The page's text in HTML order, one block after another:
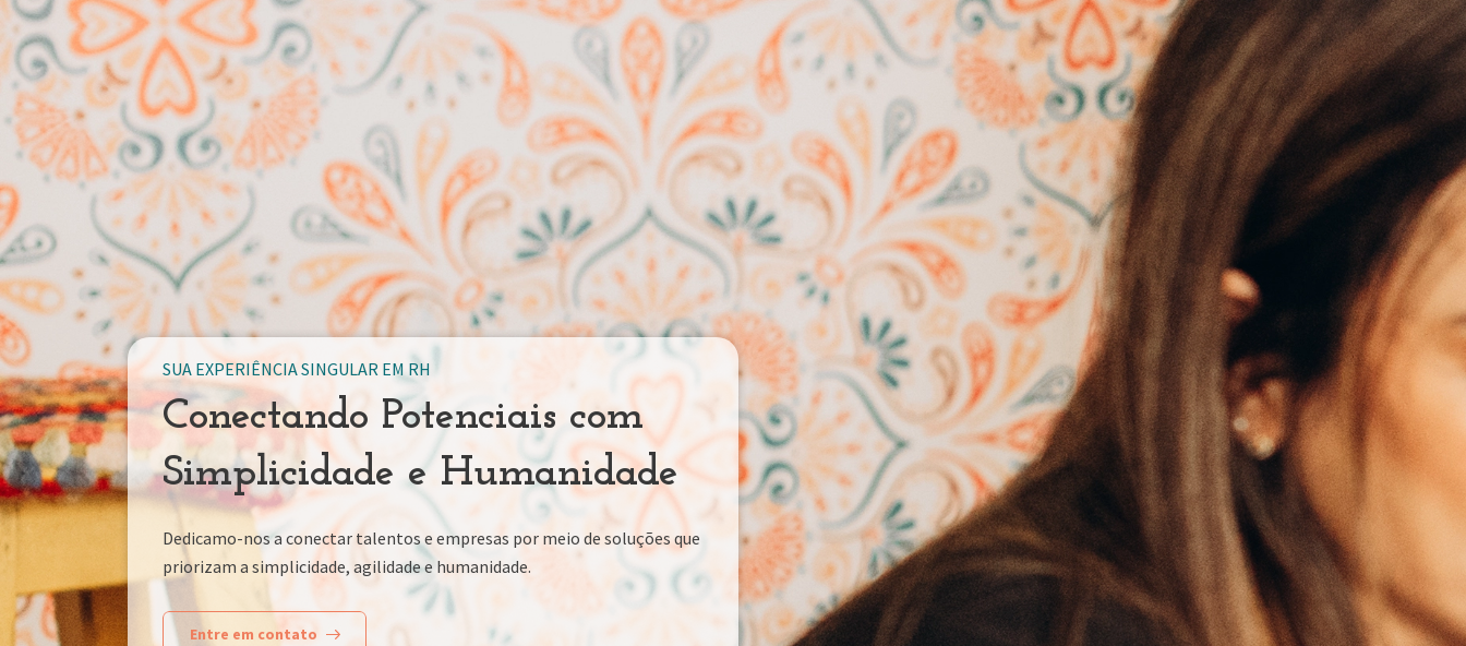
SUA EXPERIÊNCIA SINGULAR EM RH
Conectando Potenciais com
Simplicidade e Humanidade
Dedicamo-nos a conectar talentos e empresas por meio de soluções que
priorizam a simplicidade, agilidade e humanidade.
Entre em contato